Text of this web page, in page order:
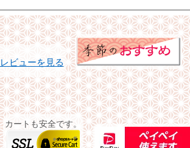
ビューを見る
カートも安全です。